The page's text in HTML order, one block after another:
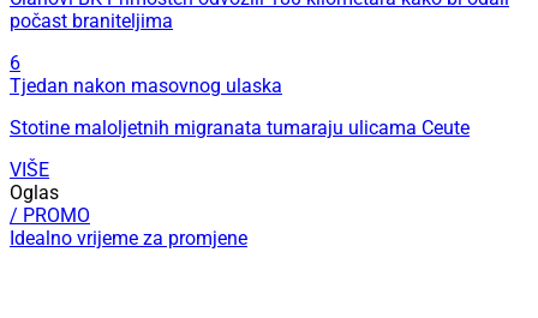
počast braniteljima
6
Tjedan nakon masovnog ulaska
Stotine maloljetnih migranata tumaraju ulicama Ceute
VIŠE
Oglas
/ PROMO
Idealno vrijeme za promjene